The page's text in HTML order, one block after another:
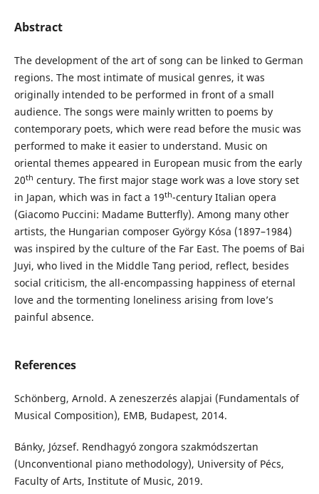
Abstract
The development of the art of song can be linked to German
regions. The most intimate of musical genres, it was
originally intended to be performed in front of a small
audience. The songs were mainly written to poems by
contemporary poets, which were read before the music was
performed to make it easier to understand. Music on
oriental themes appeared in European music from the early
20th century. The first major stage work was a love story set
in Japan, which was in fact a 19th-century Italian opera
(Giacomo Puccini: Madame Butterfly). Among many other
artists, the Hungarian composer György Kósa (1897–1984)
was inspired by the culture of the Far East. The poems of Bai
Juyi, who lived in the Middle Tang period, reflect, besides
social criticism, the all-encompassing happiness of eternal
love and the tormenting loneliness arising from love’s
painful absence.
References
Schönberg, Arnold. A zeneszerzés alapjai (Fundamentals of
Musical Composition), EMB, Budapest, 2014.
Bánky, József. Rendhagyó zongora szakmódszertan
(Unconventional piano methodology), University of Pécs,
Faculty of Arts, Institute of Music, 2019.